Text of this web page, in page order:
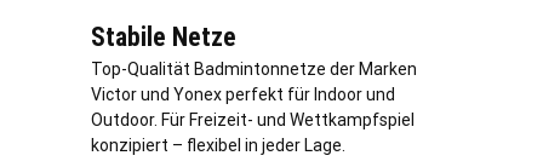
Stabile Netze
Top-Qualität Badmintonnetze der Marken
Victor und Yonex perfekt für Indoor und
Outdoor. Für Freizeit- und Wettkampfspiel
konzipiert – flexibel in jeder Lage.